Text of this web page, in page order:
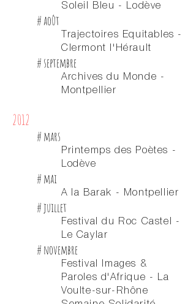
Soleil Bleu - Lodève
# août
Trajectoires Equitables -
Clermont l'Hérault
# septembre
Archives du Monde -
Montpellier
2012
# mars
Printemps des Poètes -
Lodève
# mai
A la Barak - Montpellier
# juillet
Festival du Roc Castel -
Le Caylar
# novembre
Festival Images &
Paroles d'Afrique - La
Voulte-sur-Rhône